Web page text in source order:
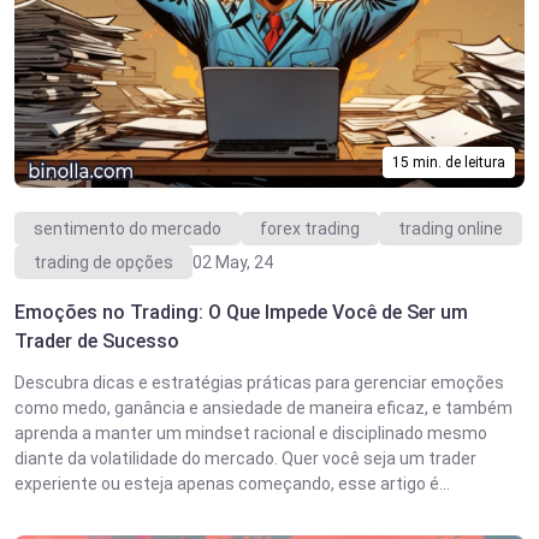
15 min. de leitura
sentimento do mercado forex trading
trading online
trading de opções
02 May, 24
Emoções no Trading: O Que Impede Você de Ser um
Trader de Sucesso
Descubra dicas e estratégias práticas para gerenciar emoções
como medo, ganância e ansiedade de maneira eficaz, e também
aprenda a manter um mindset racional e disciplinado mesmo
diante da volatilidade do mercado. Quer você seja um trader
experiente ou esteja apenas começando, esse artigo é...